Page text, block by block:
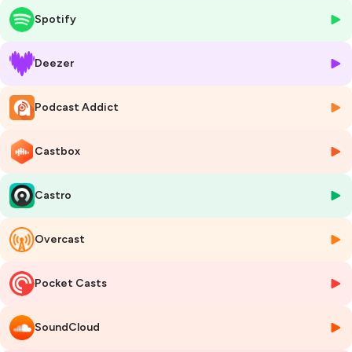
plusieurs ouvrages spécialisés, dont “C’est quoi la théorie polyvagale
?”
vendus.
Tous deux sont co-auteurs du livre Deux cœurs à coeur, un soin
thérapeutique page après page, qu'ils viennent nous présenter dans
cette émission.
partenaire. Un échange où transparaît la complicité, la tendresse et la
bienveillance entre nos deux auteurs.
Hébergé par Ausha. Visitez
pour plus d'informations.
Spotify
Deezer
Podcast Addict
Castbox
Castro
Overcast
Pocket Casts
SoundCloud